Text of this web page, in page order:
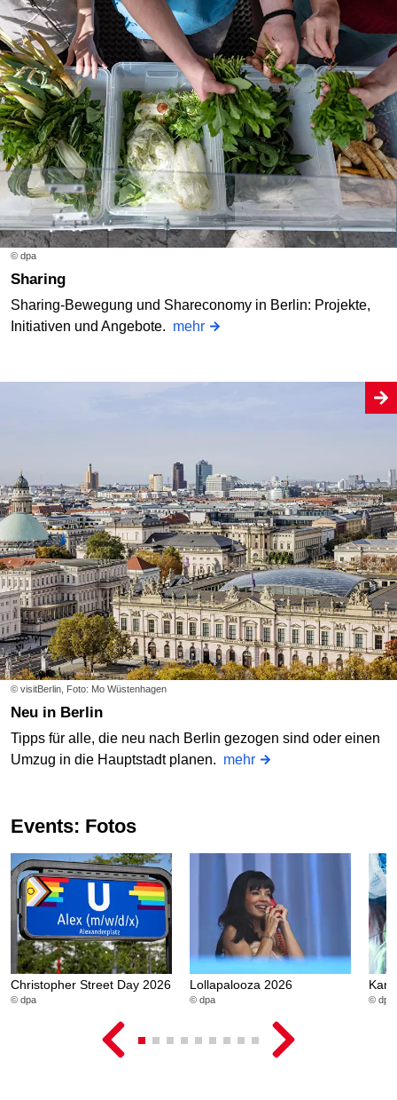
© dpa
Sharing
Sharing-Bewegung und Shareconomy in Berlin: Projekte,
Initiativen und Angebote. mehr
© visitBerlin, Foto: Mo Wüstenhagen
Neu in Berlin
Tipps für alle, die neu nach Berlin gezogen sind oder einen
Umzug in die Hauptstadt planen. mehr
Events: Fotos
Christopher Street Day 2026
© dpa
Lollapalooza 2026
© dpa © dpa